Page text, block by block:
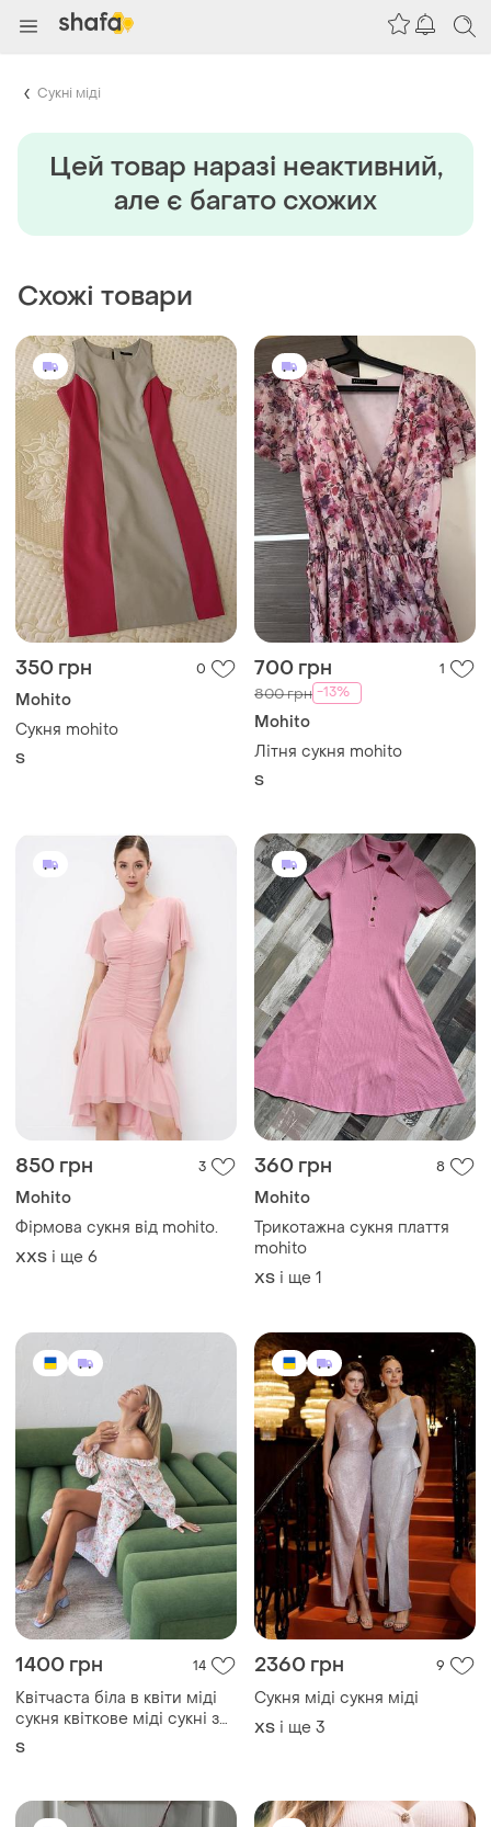
Сукні міді
Цей товар наразi неактивний,
але є багато схожих
Схожі товари
350 грн 0
Mohito
Сукня mohito
S
700 грн 1
800 грн -13%
Mohito
Літня сукня mohito
S
850 грн 3
Mohito
Фірмова сукня від mohito.
XХS і ще 6
360 грн 8
Mohito
Трикотажна сукня плаття
mohito
ХS і ще 1
1400 грн 14
Квітчаста біла в квіти міді
сукня квіткове міді сукні з
бавовни
S
2360 грн 9
Сукня міді сукня міді
ХS і ще 3